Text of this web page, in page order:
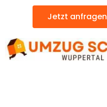
Jetzt anfragen